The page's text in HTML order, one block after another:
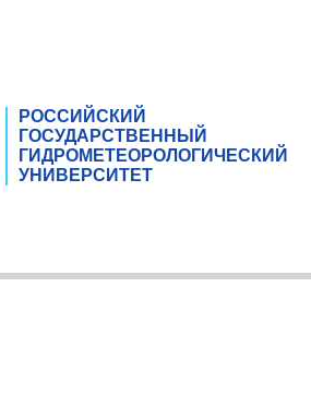
РОССИЙСКИЙ
ГОСУДАРСТВЕННЫЙ
ГИДРОМЕТЕОРОЛОГИЧЕСКИЙ
УНИВЕРСИТЕТ